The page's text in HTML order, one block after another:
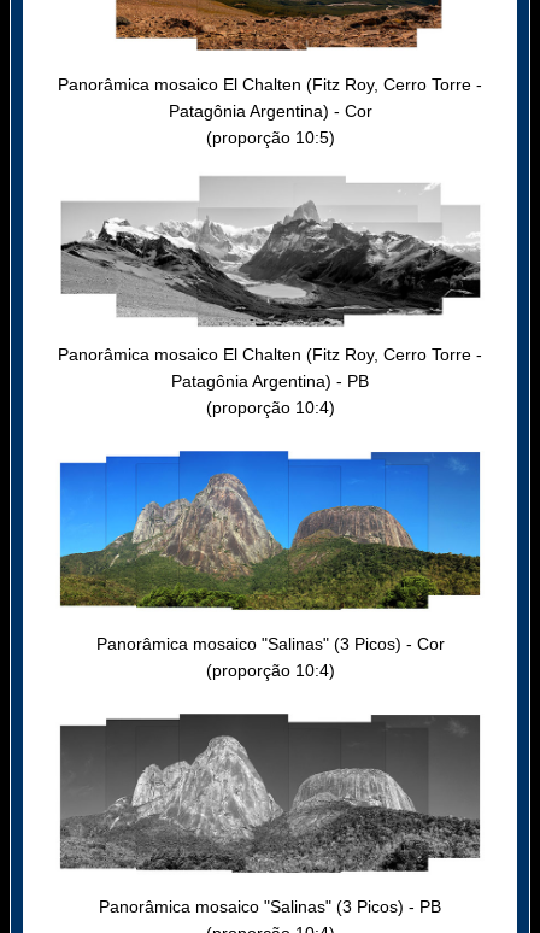
Panorâmica mosaico El Chalten (Fitz Roy, Cerro Torre -
Patagônia Argentina) - Cor
(proporção 10:5)
Panorâmica mosaico El Chalten (Fitz Roy, Cerro Torre -
Patagônia Argentina) - PB
(proporção 10:4)
Panorâmica mosaico "Salinas" (3 Picos) - Cor
(proporção 10:4)
Panorâmica mosaico "Salinas" (3 Picos) - PB